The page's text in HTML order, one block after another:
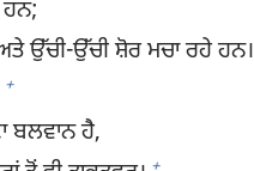
ਉੱਚੀ-ਉੱਚੀ ਸ਼ੋਰ ਮਚਾ ਰਹੇ ਹਨ।
+
ਬਲਵਾਨ ਹੈ,